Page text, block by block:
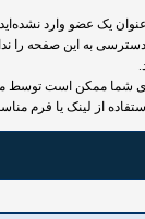
یک عضو وارد نشده‌اید
به این صفحه را
شما ممکن است توسط
از لینک یا فرم